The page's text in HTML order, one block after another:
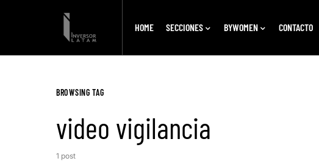
HOME SECCIONES BYWOMEN CONTACTO
BROWSING TAG
video vigilancia
1 post